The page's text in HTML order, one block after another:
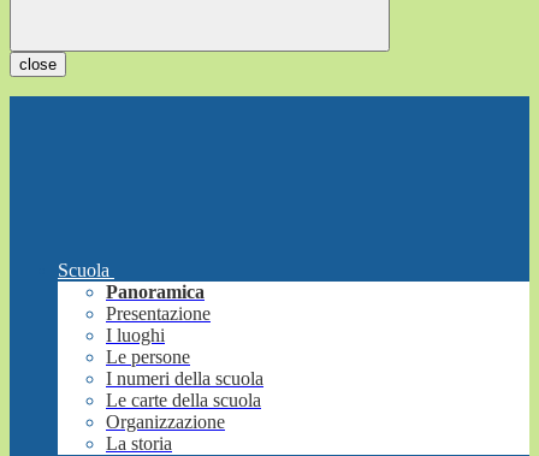
close
Scuola
Panoramica
Presentazione
I luoghi
Le persone
I numeri della scuola
Le carte della scuola
Organizzazione
La storia